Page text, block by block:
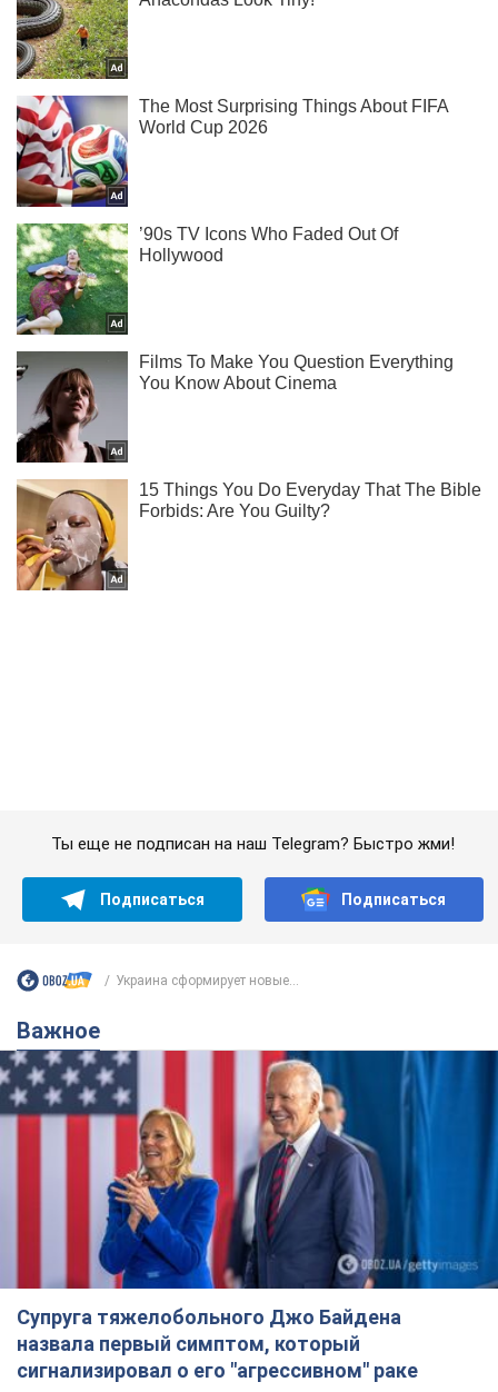
Супруга тяжелобольного Джо Байдена
назвала первый симптом, который
сигнализировал о его "агрессивном" раке
Сначала врачи не обратили на это должного внимания
6.08.2026 12:46 15,6 т.
Отпуск Леси Никитюк в Карпатах
обернулся скандалом: почему
ведущую несправедливо захейтили
Знаменитость вышла на прямую